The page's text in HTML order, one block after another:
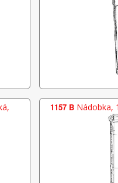
1157 B Nádobka,